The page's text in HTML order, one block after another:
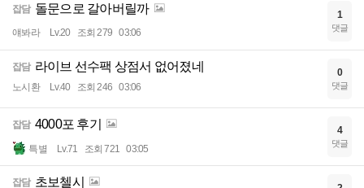
잡담 돌문으로 갈아버릴까
얘봐라 Lv.20 조회 279 03:06
1
댓글
잡담 라이브 선수팩 상점서 없어졌네
노시환 Lv.40 조회 246 03:06
0
댓글
잡담 4000포 후기
특별 Lv.71 조회 721 03:05
4
댓글
잡담 초보첼시